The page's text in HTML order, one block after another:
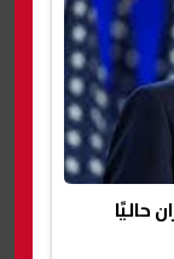
حاليًا